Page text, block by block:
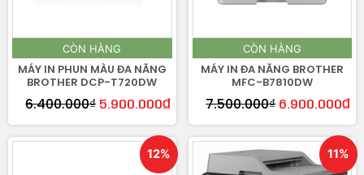
CÒN HÀNG
MÁY IN PHUN MÀU ĐA NĂNG
BROTHER DCP-T720DW
6.400.000₫ 5.900.000₫
CÒN HÀNG
MÁY IN ĐA NĂNG BROTHER
MFC-B7810DW
7.500.000₫ 6.900.000₫
12% 11%